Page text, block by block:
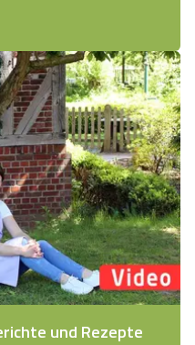
und Rezepte